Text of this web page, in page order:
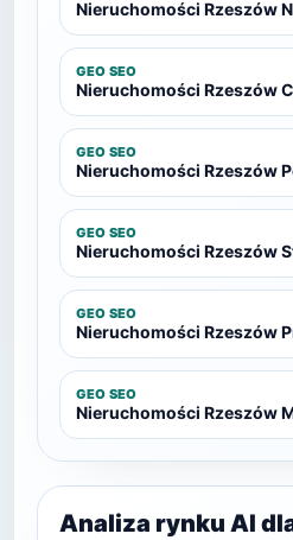
Nieruchomości Rzeszów
GEO SEO
Nieruchomości Rzeszów
GEO SEO
Nieruchomości Rzeszów
GEO SEO
Nieruchomości Rzeszów
GEO SEO
Nieruchomości Rzeszów
GEO SEO
Nieruchomości Rzeszów
Analiza rynku AI